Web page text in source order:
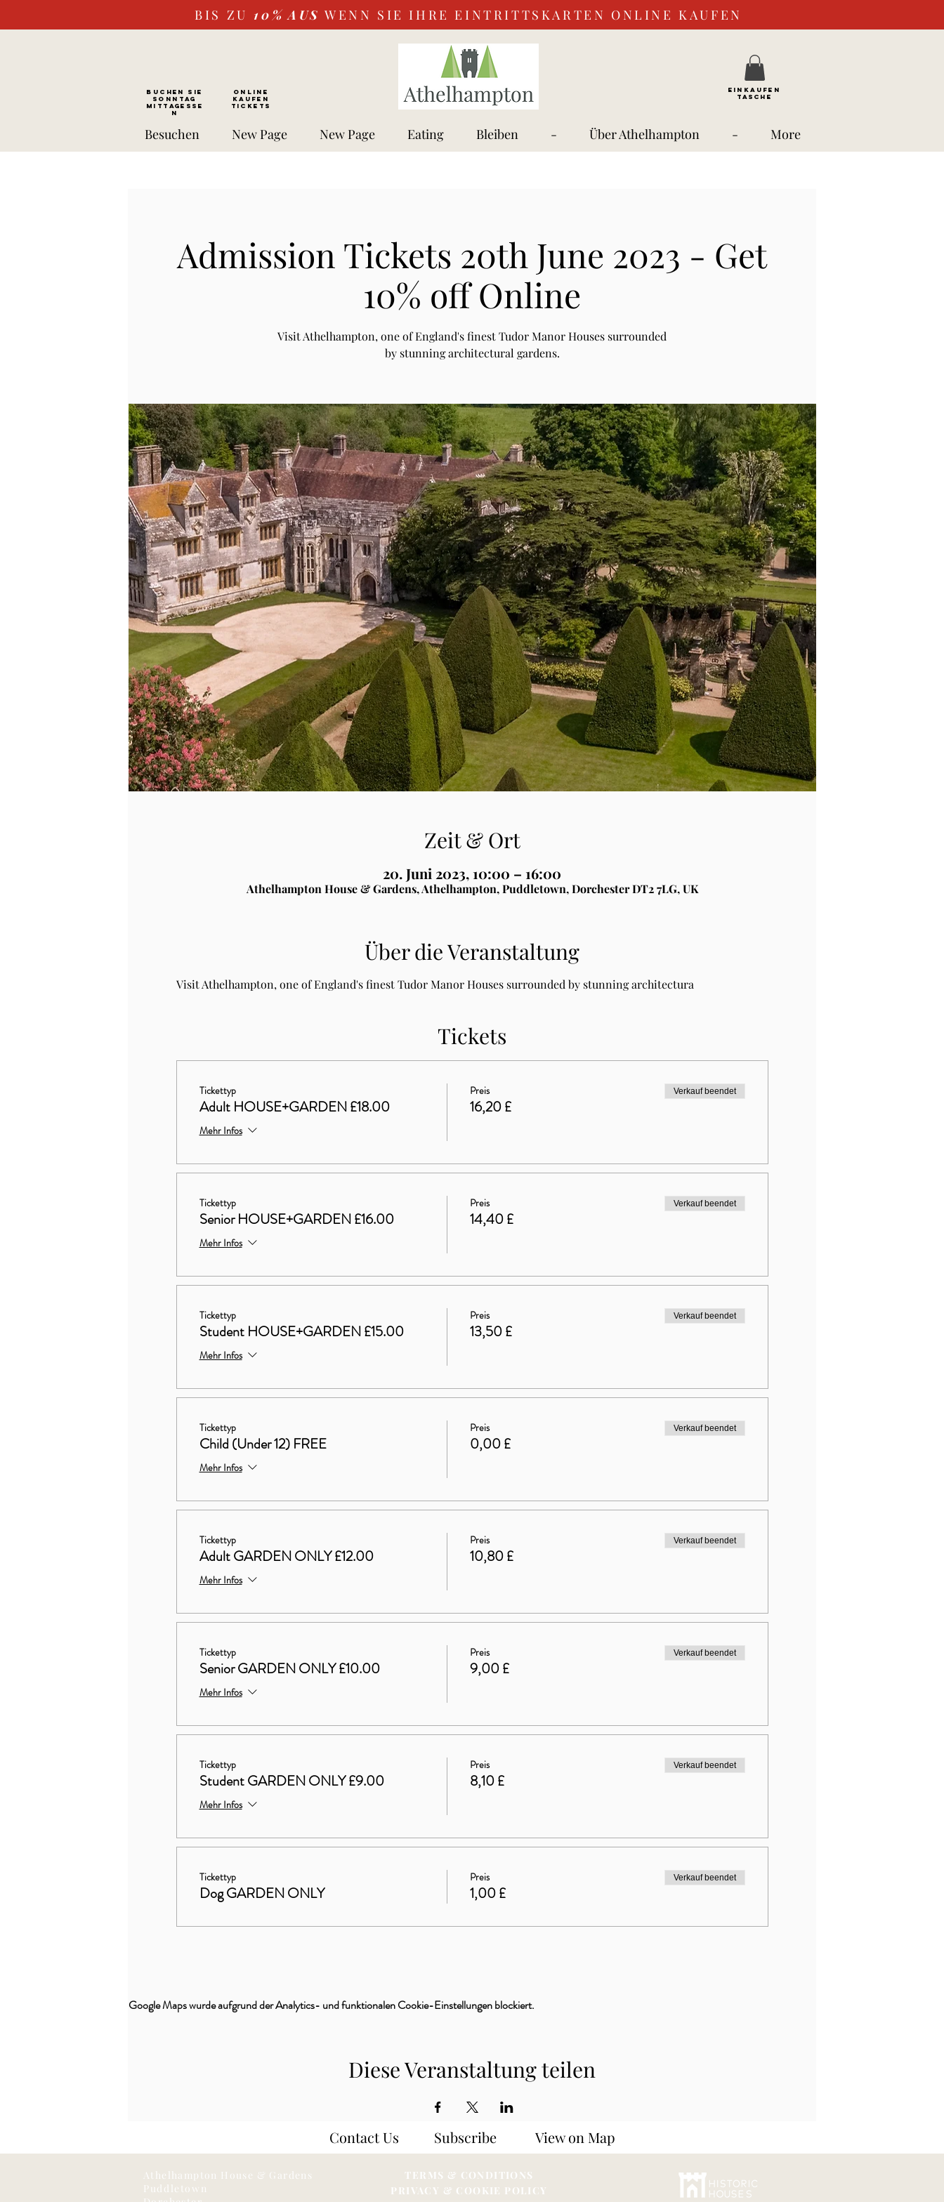
BIS ZU 10% AUS WENN SIE IHRE EINTRITTSKARTEN ONLINE KAUFEN
BUCHEN SIE
SONNTAG
Mittagesse
n
ONLINE
kaufen
Tickets
EINKAUFEN
TASCHE
Besuchen New Page New Page Eating Bleiben - Über Athelhampton - More
Admission Tickets 20th June 2023 - Get
10% off Online
Visit Athelhampton, one of England's finest Tudor Manor Houses surrounded
by stunning architectural gardens.
Zeit & Ort
20. Juni 2023, 10:00 – 16:00
Athelhampton House & Gardens, Athelhampton, Puddletown, Dorchester DT2 7LG, UK
Über die Veranstaltung
Visit Athelhampton, one of England's finest Tudor Manor Houses surrounded by stunning architectura
Tickets
Tickettyp
Adult HOUSE+GARDEN £18.00
Mehr Infos
Preis
16,20 £
Verkauf beendet
Tickettyp
Senior HOUSE+GARDEN £16.00
Mehr Infos
Preis
14,40 £
Verkauf beendet
Tickettyp
Student HOUSE+GARDEN £15.00
Mehr Infos
Preis
13,50 £
Verkauf beendet
Tickettyp
Child (Under 12) FREE
Mehr Infos
Preis
0,00 £
Verkauf beendet
Tickettyp
Adult GARDEN ONLY £12.00
Mehr Infos
Preis
10,80 £
Verkauf beendet
Tickettyp
Senior GARDEN ONLY £10.00
Mehr Infos
Preis
9,00 £
Verkauf beendet
Tickettyp
Student GARDEN ONLY £9.00
Mehr Infos
Preis
8,10 £
Verkauf beendet
Tickettyp
Dog GARDEN ONLY
Preis
1,00 £
Verkauf beendet
Google Maps wurde aufgrund der Analytics- und funktionalen Cookie-Einstellungen blockiert.
Diese Veranstaltung teilen
Contact Us Subscribe View on Map
Athelhampton House & Gardens
Puddletown
TERMS & CONDITIONS
PRIVACY & COOKIE POLICY